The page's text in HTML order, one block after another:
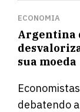
ECONOMIA
Argentina
sua moeda
debatendo